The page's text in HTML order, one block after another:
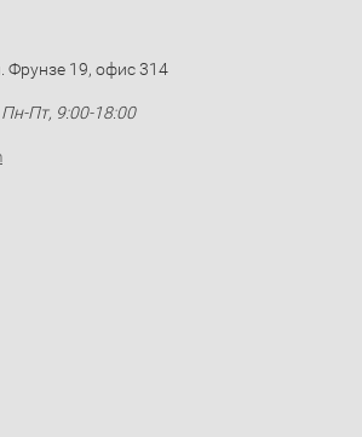
Фрунзе 19, офис 314
Пн-Пт, 9:00-18:00